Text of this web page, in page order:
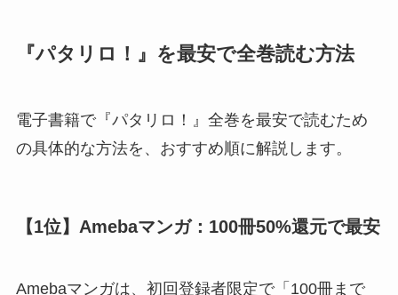
『パタリロ！』を最安で全巻読む方法
電子書籍で『パタリロ！』全巻を最安で読むため
の具体的な方法を、おすすめ順に解説します。
【1位】Amebaマンガ：100冊50%還元で最安
Amebaマンガは、初回登録者限定で「100冊まで